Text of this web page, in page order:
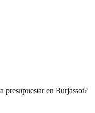
presupuestar en Burjassot?